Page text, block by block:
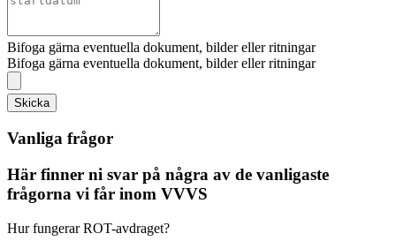
Bifoga gärna eventuella dokument, bilder eller ritningar
Bifoga gärna eventuella dokument, bilder eller ritningar
Skicka
Vanliga frågor
Här finner ni svar på några av de vanligaste
frågorna vi får inom VVVS
Hur fungerar ROT-avdraget?